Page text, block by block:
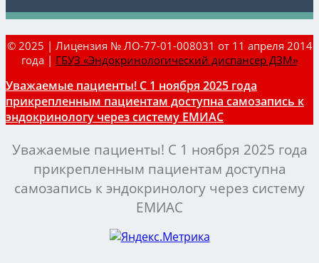
© 2025 | Лицензия № ЛО-77-01-008031 от 11 апреля 2014
года | ГБУЗ «Эндокринологический диспансер ДЗМ»
Уважаемые пациенты! С 1 ноября 2025 года
прикрепленным пациентам доступна самозапись к
эндокринологу через систему ЕМИАС
Уважаемые пациенты! С 1 ноября 2025 года
прикрепленным пациентам доступна
самозапись к эндокринологу через систему
ЕМИАС